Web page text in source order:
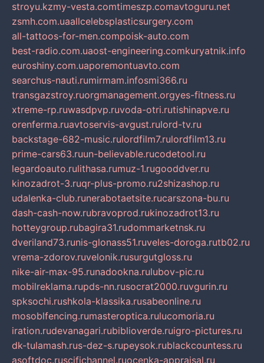
stroyu.kzmy-vesta.comtimeszp.comavtoguru.net
zsmh.com.uaallcelebsplasticsurgery.com
all-tattoos-for-men.compoisk-auto.com
best-radio.com.uaost-engineering.comkuryatnik.info
euroshiny.com.uaporemontuavto.com
searchus-nauti.rumirmam.infosmi366.ru
transgazstroy.ruorgmanagement.orgyes-fitness.ru
xtreme-rp.ruwasdpvp.ruvoda-otri.rutishinapve.ru
orenferma.ruavtoservis-avgust.rulord-tv.ru
backstage-682-music.rulordfilm7.rulordfilm13.ru
prime-cars63.ruun-believable.rucodetool.ru
legardoauto.rulithasa.rumuz-1.rugooddver.ru
kinozadrot-3.ruqr-plus-promo.ru2shizashop.ru
udalenka-club.runerabotaetsite.rucarszona-bu.ru
dash-cash-now.rubravoprod.rukinozadrot13.ru
hotteygroup.rubagira31.rudommarketnsk.ru
dveriland73.runis-glonass51.ruveles-doroga.rutb02.ru
vrema-zdorov.ruvelonik.rusurgutgloss.ru
nike-air-max-95.runadookna.rulubov-pic.ru
mobilreklama.rupds-nn.rusocrat2000.ruvgurin.ru
spksochi.rushkola-klassika.rusabeonline.ru
mosoblfencing.rumasteroptica.rulucomoria.ru
iration.rudevanagari.rubiblioverde.ruigro-pictures.ru
dk-tulamash.rus-dez-s.rupeysok.rublackcountess.ru
asoftdoc.ruscifichannel.ruocenka-appraisal.ru